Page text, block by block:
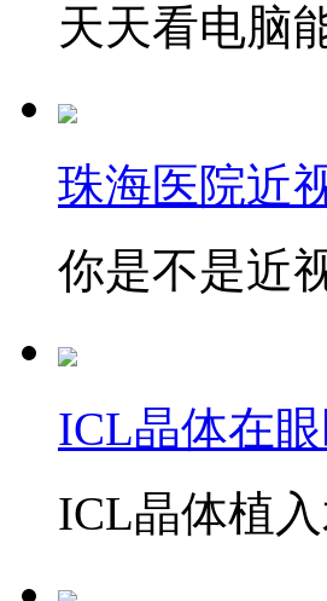
天天看电脑
珠海医院近
你是不是近
ICL晶体在
ICL晶体植